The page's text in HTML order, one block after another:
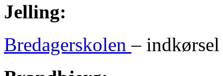
Jelling:
Bredagerskolen–